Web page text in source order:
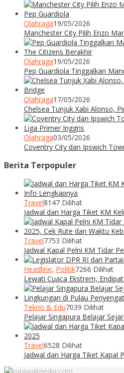
Olahraga19/05/2026
Manchester City Pilih Enzo
Olahraga19/05/2026
Pep Guardiola Tinggalkan
Olahraga17/05/2026
Chelsea Tunjuk Xabi Alonso,
Olahraga03/05/2026
Coventry City dan Ipswich
Berita Terpopuler
Travel8147 Dilihat
Jadwal dan Harga Tiket KM
Travel7753 Dilihat
Jadwal Kapal Pelni KM Tidar
Headline, Politik7266 Dilihat
Lewati Cuaca Ekstrem,
Tekno & Edu7039 Dilihat
Pelajar Singapura Belajar
Travel6528 Dilihat
Jadwal dan Harga Tiket Kapal